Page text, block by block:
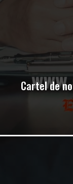
Cartel de